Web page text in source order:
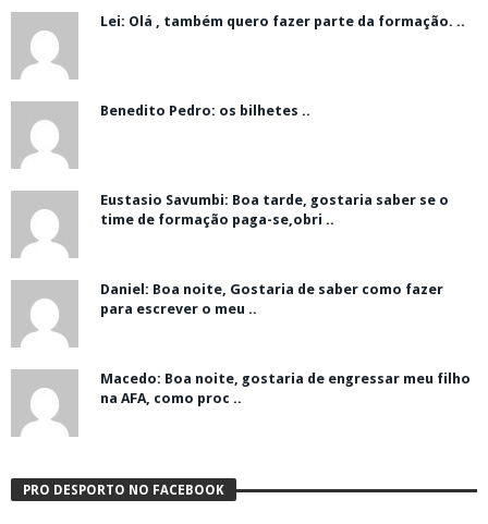
Lei: Olá , também quero fazer parte da formação. ..
Benedito Pedro: os bilhetes ..
Eustasio Savumbi: Boa tarde, gostaria saber se o
time de formação paga-se,obri ..
Daniel: Boa noite, Gostaria de saber como fazer
para escrever o meu ..
Macedo: Boa noite, gostaria de engressar meu filho
na AFA, como proc ..
PRO DESPORTO NO FACEBOOK